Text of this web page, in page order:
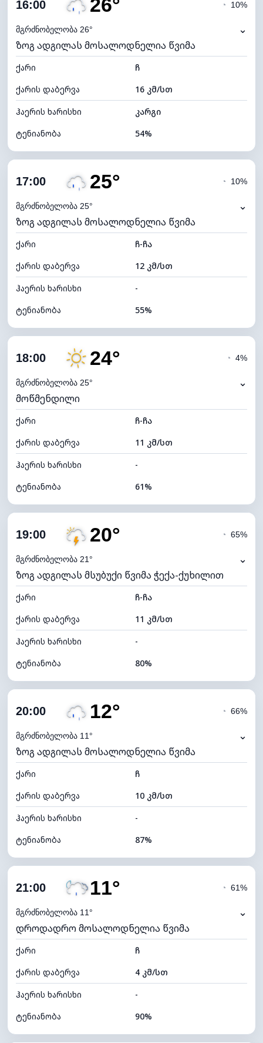
ნამის წერტილი
ხილვადობა
9 კმ
განათების ინდექსი 4 (მკრთალი)
ღრუბლის სიმაღლე 5040 მ
16:00 26°
მგრძნობელობა 26°
◔ 10%
⌄
ზოგ ადგილას მოსალოდნელია წვიმა
ქარი
ჩ
ქარის დაბერვა
16 კმ/სთ
ჰაერის ხარისხი
კარგი
ტენიანობა
54%
ღრუბლიანობა
ნამის წერტილი
ხილვადობა
10 კმ
განათების ინდექსი 4 (მკრთალი)
ღრუბლის სიმაღლე 6320 მ
17:00 25°
მგრძნობელობა 25°
◔ 10%
⌄
ზოგ ადგილას მოსალოდნელია წვიმა
ქარი
ჩ-ჩა
ქარის დაბერვა
12 კმ/სთ
ჰაერის ხარისხი
-
ტენიანობა
55%
ღრუბლიანობა
ნამის წერტილი
ხილვადობა
განათების ინდექსი 4 (მკრთალი)
ღრუბლის სიმაღლე 5680 მ
18:00 24°
მგრძნობელობა 25°
◔ 4%
⌄
მოწმენდილი
ქარი
ჩ-ჩა
ქარის დაბერვა
11 კმ/სთ
ჰაერის ხარისხი
-
ტენიანობა
61%
ღრუბლიანობა
ნამის წერტილი
ხილვადობა
10 კმ
განათების ინდექსი 7 (ნათელი)
ღრუბლის სიმაღლე 11280 მ
19:00 20°
მგრძნობელობა 21°
◔ 65%
⌄
ზოგ ადგილას მსუბუქი წვიმა ჭექა-ქუხილით
ქარი
ჩ-ჩა
ქარის დაბერვა
11 კმ/სთ
ჰაერის ხარისხი
-
ტენიანობა
80%
ღრუბლიანობა
ნამის წერტილი
ხილვადობა
10 კმ
განათების ინდექსი 4 (მკრთალი)
ღრუბლის სიმაღლე 5280 მ
20:00 12°
მგრძნობელობა 11°
◔ 66%
⌄
ზოგ ადგილას მოსალოდნელია წვიმა
ქარი
ჩ
ქარის დაბერვა
10 კმ/სთ
ჰაერის ხარისხი
-
ტენიანობა
87%
ღრუბლიანობა
ნამის წერტილი
ხილვადობა
9 კმ
განათების ინდექსი 4 (მკრთალი)
ღრუბლის სიმაღლე 5440 მ
21:00 11°
მგრძნობელობა 11°
◔ 61%
⌄
დროდადრო მოსალოდნელია წვიმა
ქარი
ჩ
ქარის დაბერვა
4 კმ/სთ
ჰაერის ხარისხი
-
ტენიანობა
90%